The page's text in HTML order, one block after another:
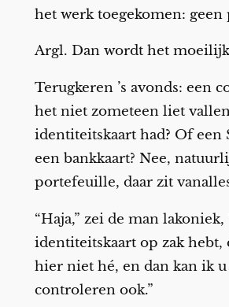
het werk toegekomen:
Argl. Dan wordt het
Terugkeren ’s avonds: een
het niet zometeen liet
identiteitskaart had? Of een
een bankkaart? Nee,
portefeuille, daar zit
“Haja,” zei de man lakoniek,
identiteitskaart op zak hebt,
hier niet hé, en dan kan ik
controleren ook.”